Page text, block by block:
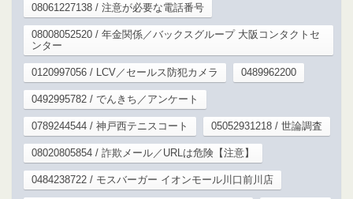
08061227138 / 注意が必要な電話番号
08008052520 / 年金関係／バックスグループ 大阪コンタクトセ
ンター
0120997056 / LCV／セールス防犯カメラ 0489962200
0492995782 / でんきち／アンケート
0789244544 / 神戸西テニスコート 05052931218 / 世論調査
08020805854 / 詐欺メール／URLは危険【注意】
0484238722 / モスバーガー イオンモール川口前川店